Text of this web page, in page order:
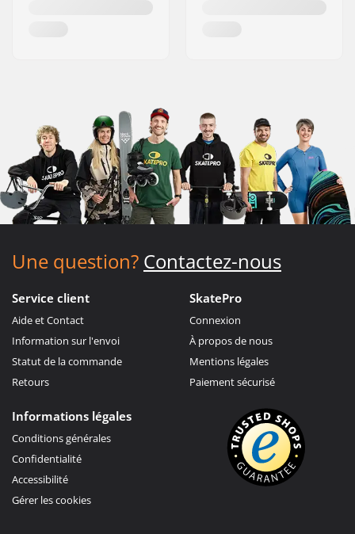
Une question? Contactez-nous
Service client
Aide et Contact
Information sur l'envoi
Statut de la commande
Retours
SkatePro
Connexion
À propos de nous
Mentions légales
Paiement sécurisé
Informations légales
Conditions générales
Confidentialité
Accessibilité
Gérer les cookies